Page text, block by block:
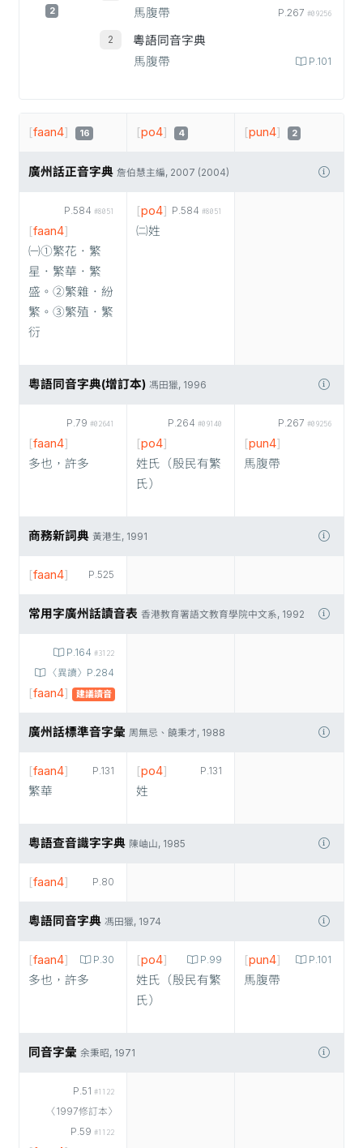
2
馬腹帶
P.267 #09256
粵語同音字典
馬腹帶
P.101
[faan4] 16 [po4] 4 [pun4] 2
廣州話正音字典 詹伯慧主編, 2007 (2004)
P.584 #8051
[faan4]
㈠①繁花．繁
星．繁華．繁
盛。②繁雜．紛
繁。③繁殖．繁
衍
P.584 #8051
[po4]
㈡姓
粵語同音字典(增訂本) 馮田獵, 1996
P.79 #02641
[faan4]
多也，許多
P.264 #09140
[po4]
姓氏（殷民有繁
氏）
P.267 #09256
[pun4]
馬腹帶
商務新詞典 黃港生, 1991
P.525
[faan4]
常用字廣州話讀音表 香港教育署語文教育學院中文系, 1992
P.164 #3122
〈異讀〉P.284
[faan4] 建議讀音
廣州話標準音字彙 周無忌、饒秉才, 1988
P.131
[faan4]
繁華
P.131
[po4]
姓
粵語查音識字字典 陳岫山, 1985
P.80
[faan4]
粵語同音字典 馮田獵, 1974
P.30
[faan4]
多也，許多
P.99
[po4]
姓氏（殷民有繁
氏）
P.101
[pun4]
馬腹帶
同音字彙 余秉昭, 1971
P.51 #1122
〈1997修訂本〉
P.59 #1122